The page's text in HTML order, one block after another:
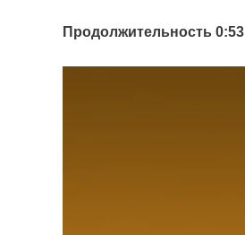
Продолжительность 0:53